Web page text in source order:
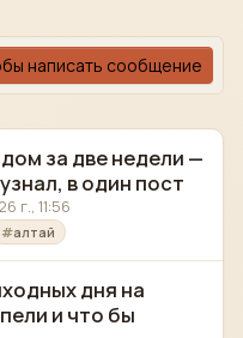
написать сообщение
за две недели —
в один пост
г., 11:56
алтай
дня на
и что бы